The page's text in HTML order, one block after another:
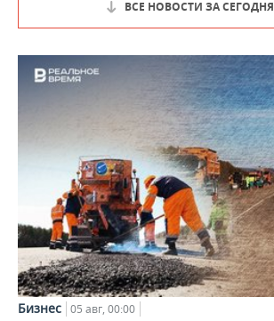
ВСЕ НОВОСТИ ЗА СЕГОДНЯ
Бизнес 05 авг, 00:00